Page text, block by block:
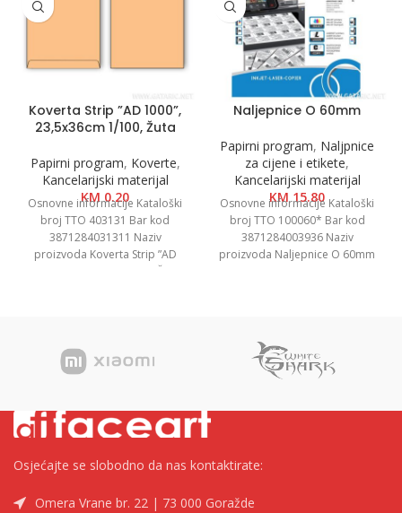
Koverta Strip ”AD 1000”,
23,5x36cm 1/100, Žuta
Papirni program, Koverte,
Kancelarijski materijal
KM0.20
Osnovne informacije Kataloški
broj TTO 403131 Bar kod
3871284031311 Naziv
proizvoda Koverta Strip ”AD
1000”, 23,5x36cm 1/100, Žuta
Naljepnice O 60mm
Papirni program, Naljpnice
za cijene i etikete,
Kancelarijski materijal
KM15.80
Osnovne informacije Kataloški
broj TTO 100060* Bar kod
3871284003936 Naziv
proizvoda Naljepnice O 60mm
Osjećajte se slobodno da nas kontaktirate:
Omera Vrane br. 22 | 73 000 Goražde